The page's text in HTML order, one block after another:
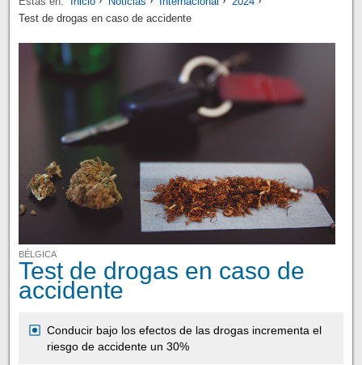
Test de drogas en caso de accidente
BÉLGICA
Test de drogas en caso de
accidente
Conducir bajo los efectos de las drogas incrementa el
riesgo de accidente un 30%